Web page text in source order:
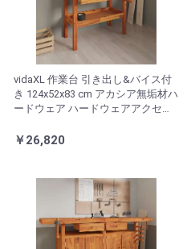
vidaXL 作業台 引き出し&バイス付
き 124x52x83 cm アカシア無垢材ハ
ードウェア ハードウェアアクセサ
チ(代引不可)
￥26,820